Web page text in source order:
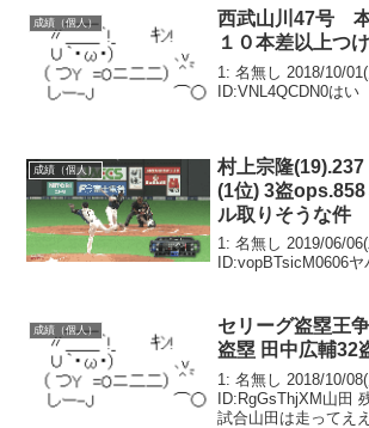
成績（個人）
西武山川47号
１０本差以上つ
1: 名無し 2018/10/
ID:VNL4QCDN0はい
成績（個人）
村上宗隆
(1位) 3盗
ル取りそうな件
1: 名無し 2019/06/
ID:vopBTsicM0606
成績（個人）
セリーグ盗塁王
盗塁 田中広輔32
1: 名無し 2018/10/
ID:RgGsThjXM山田
試合山田は走ってえ